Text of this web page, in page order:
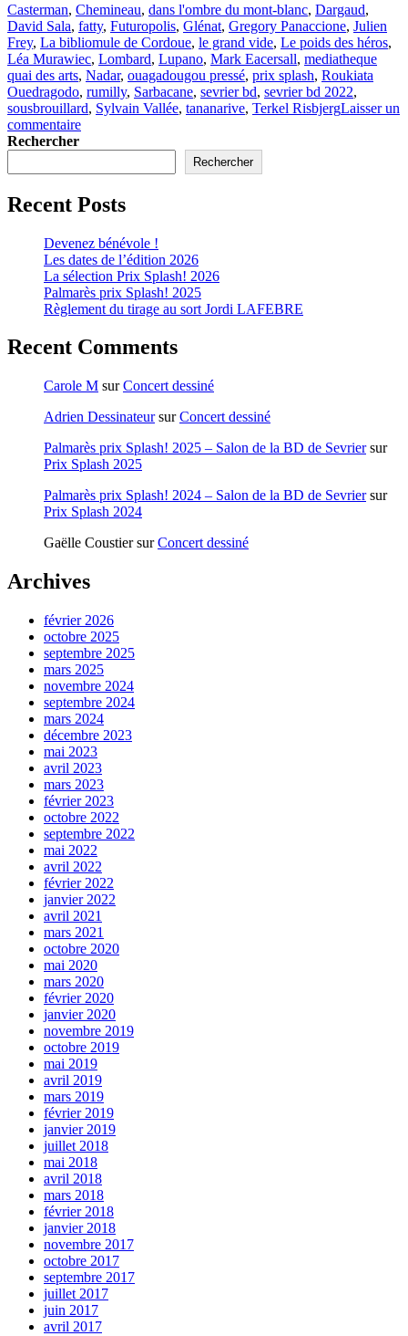
Casterman, Chemineau, dans l'ombre du mont-blanc, Dargaud,
David Sala, fatty, Futuropolis, Glénat, Gregory Panaccione, Julien
Frey, La bibliomule de Cordoue, le grand vide, Le poids des héros,
Léa Murawiec, Lombard, Lupano, Mark Eacersall, mediatheque
quai des arts, Nadar, ouagadougou pressé, prix splash, Roukiata
Ouedragodo, rumilly, Sarbacane, sevrier bd, sevrier bd 2022,
sousbrouillard, Sylvain Vallée, tananarive, Terkel RisbjergLaisser un
commentairesur
!
Rechercher
Rechercher
Recent Posts
Devenez bénévole !
Les dates de l’édition 2026
La sélection Prix Splash! 2026
Palmarès prix Splash! 2025
Règlement du tirage au sort Jordi LAFEBRE
Recent Comments
Carole M surConcert dessiné
Adrien DessinateursurConcert dessiné
Palmarès prix Splash! 2025 – Salon de la BD de Sevriersur
Prix Splash 2025
Palmarès prix Splash! 2024 – Salon de la BD de Sevriersur
Prix Splash 2024
Gaëlle CoustiersurConcert dessiné
Archives
février 2026
octobre 2025
septembre 2025
mars 2025
novembre 2024
septembre 2024
mars 2024
décembre 2023
mai 2023
avril 2023
mars 2023
février 2023
octobre 2022
septembre 2022
mai 2022
avril 2022
février 2022
janvier 2022
avril 2021
mars 2021
octobre 2020
mai 2020
mars 2020
février 2020
janvier 2020
novembre 2019
octobre 2019
mai 2019
avril 2019
mars 2019
février 2019
janvier 2019
juillet 2018
mai 2018
avril 2018
mars 2018
février 2018
janvier 2018
novembre 2017
octobre 2017
septembre 2017
juillet 2017
juin 2017
avril 2017